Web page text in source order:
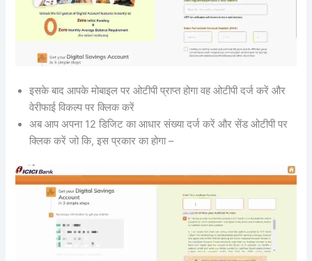
इसके बाद आपके मोबाइल पर ओटीपी प्राप्त होगा वह ओटीपी दर्ज करें और
वेरीफाई विकल्प पर क्लिक करें
अब आप अपना 12 डिजिट का आधार संख्या दर्ज करें और सेंड ओटीपी पर
क्लिक करें जो कि, इस प्रकार का होगा –